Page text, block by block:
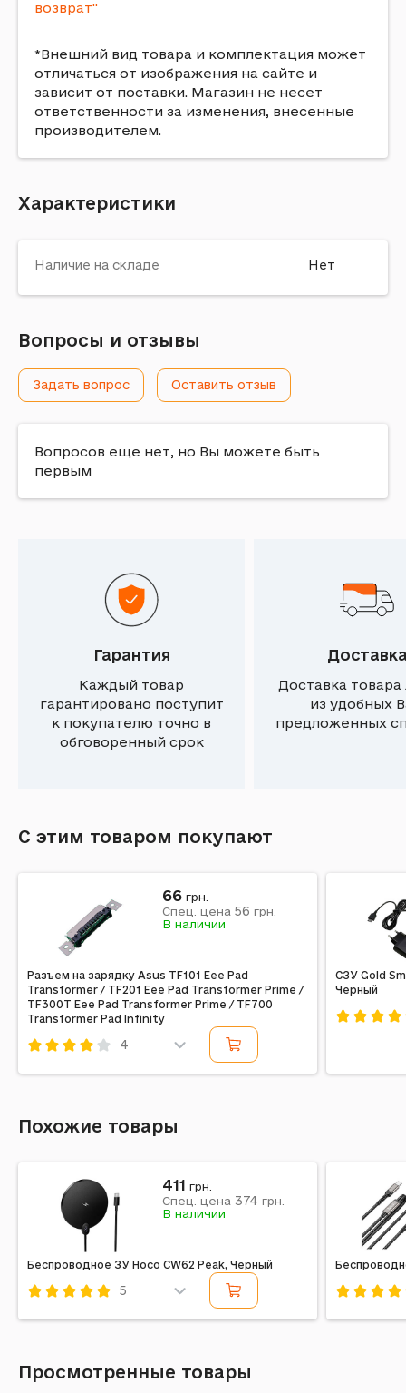
возврат"
*Внешний вид товара и комплектация может
отличаться от изображения на сайте и
зависит от поставки. Магазин не несет
ответственности за изменения, внесенные
производителем.
Характеристики
Наличие на складе Нет
Вопросы и отзывы
Задать вопрос Оставить отзыв
Вопросов еще нет, но Вы можете быть
первым
Гарантия
Каждый товар
гарантировано поступит
к покупателю точно в
обговоренный срок
Доставка
из удобных
предложенных
С этим товаром покупают
Разъем на зарядку Asus TF101 Eee Pad
Transformer / TF201 Eee Pad Transformer Prime /
TF300T Eee Pad Transformer Prime / TF700
Transformer Pad Infinity
4
66 грн.
Спец. цена 56 грн.
В наличии
СЗУ Gold
Черный
Похожие товары
Беспроводное ЗУ Hoco CW62 Peak, Черный
5
411 грн.
Спец. цена 374 грн.
В наличии
Просмотренные товары